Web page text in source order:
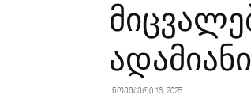
ნოემბერი 16, 2025